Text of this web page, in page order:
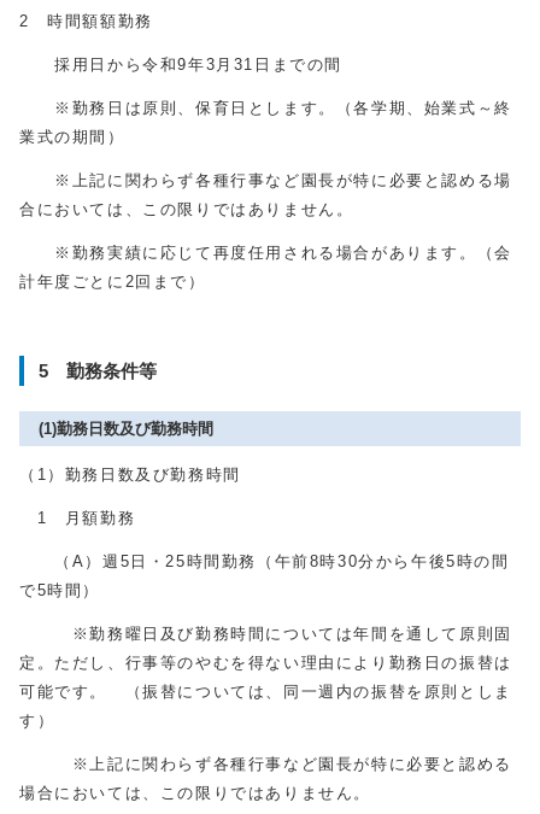
2 時間額額勤務
採用日から令和9年3月31日までの間
※勤務日は原則、保育日とします。（各学期、始業式～終
業式の期間）
※上記に関わらず各種行事など園長が特に必要と認める場
合においては、この限りではありません。
※勤務実績に応じて再度任用される場合があります。（会
計年度ごとに2回まで）
5 勤務条件等
(1)勤務日数及び勤務時間
（1）勤務日数及び勤務時間
1 月額勤務
（A）週5日・25時間勤務（午前8時30分から午後5時の間
で5時間）
※勤務曜日及び勤務時間については年間を通して原則固
定。ただし、行事等のやむを得ない理由により勤務日の振替は
可能です。 （振替については、同一週内の振替を原則としま
す）
※上記に関わらず各種行事など園長が特に必要と認める
場合においては、この限りではありません。